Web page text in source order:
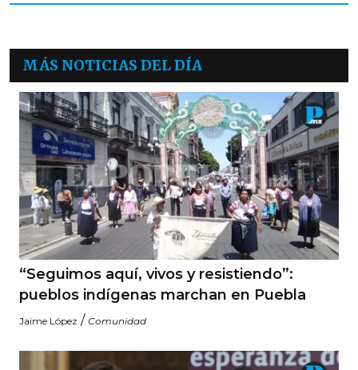
MÁS NOTICIAS DEL DÍA
“Seguimos aquí, vivos y resistiendo”:
pueblos indígenas marchan en Puebla
Jaime López / Comunidad